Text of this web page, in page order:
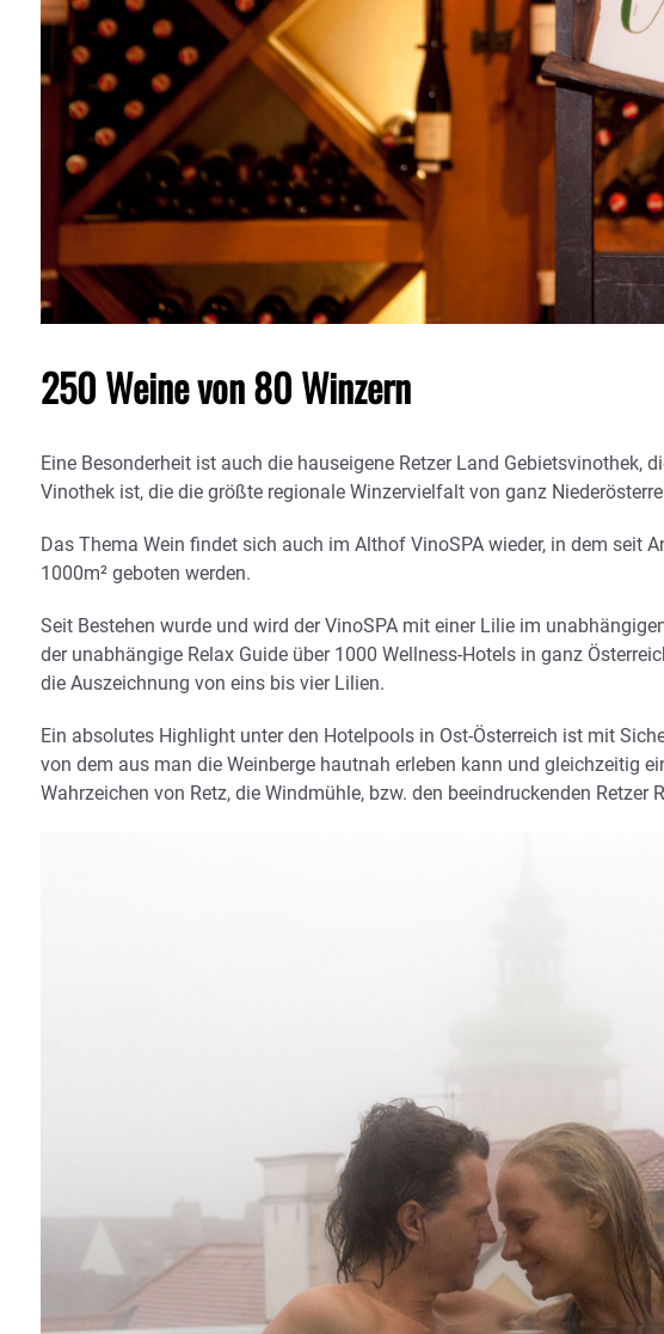
250 Weine von 80 Winzern
Eine Besonderheit ist auch die hauseigene Retzer Land Gebietsvinothek,
Vinothek ist, die die größte regionale Winzervielfalt von ganz
Das Thema Wein findet sich auch im Althof VinoSPA wieder, in dem seit
1000m² geboten werden.
Seit Bestehen wurde und wird der VinoSPA mit einer Lilie im
der unabhängige Relax Guide über 1000 Wellness-Hotels in ganz
die Auszeichnung von eins bis vier Lilien.
Ein absolutes Highlight unter den Hotelpools in Ost-Österreich ist mit
von dem aus man die Weinberge hautnah erleben kann und gleichzeitig
Wahrzeichen von Retz, die Windmühle, bzw. den beeindruckenden